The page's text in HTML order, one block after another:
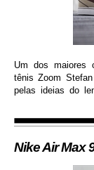
Um dos maiores
tênis Zoom
pelas ideias do
de solado de
Nike Air Max